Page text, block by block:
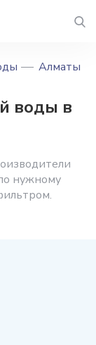
Алматы
воды в
нужному